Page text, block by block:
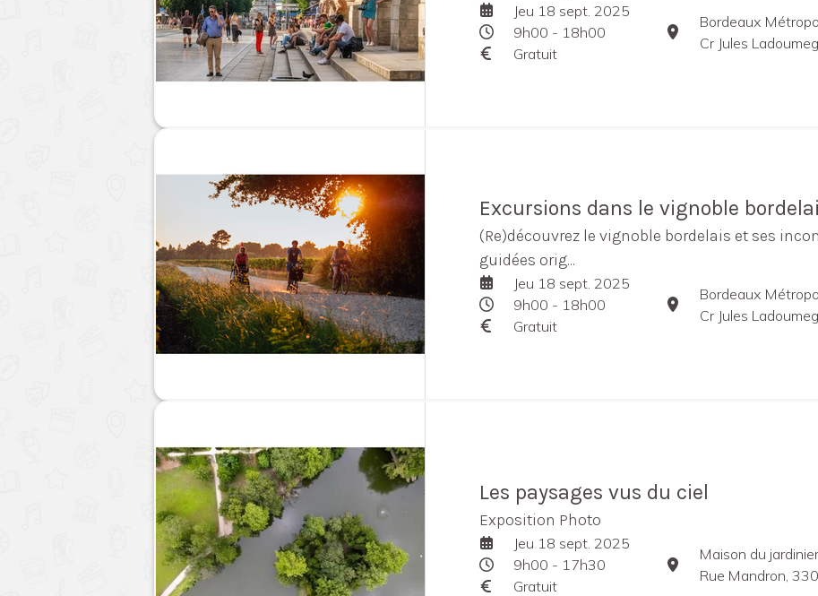
Jeu 18 sept. 2025
9h00 - 18h00
Gratuit
Bordeaux
Cr Jules
Excursions dans le vignoble
(Re)découvrez le vignoble bordelais et ses
guidées orig...
Jeu 18 sept. 2025
9h00 - 18h00
Gratuit
Bordeaux
Cr Jules
Les paysages vus du ciel
Exposition Photo
Jeu 18 sept. 2025
9h00 - 17h30
Gratuit
Maison du
Rue Mandron,